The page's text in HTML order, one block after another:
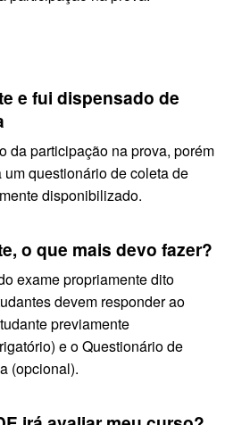
e fui dispensado de
da participação na prova, porém
questionário de coleta de
disponibilizado.
o que mais devo fazer?
exame propriamente dito
devem responder ao
previamente
e o Questionário de
(opcional).